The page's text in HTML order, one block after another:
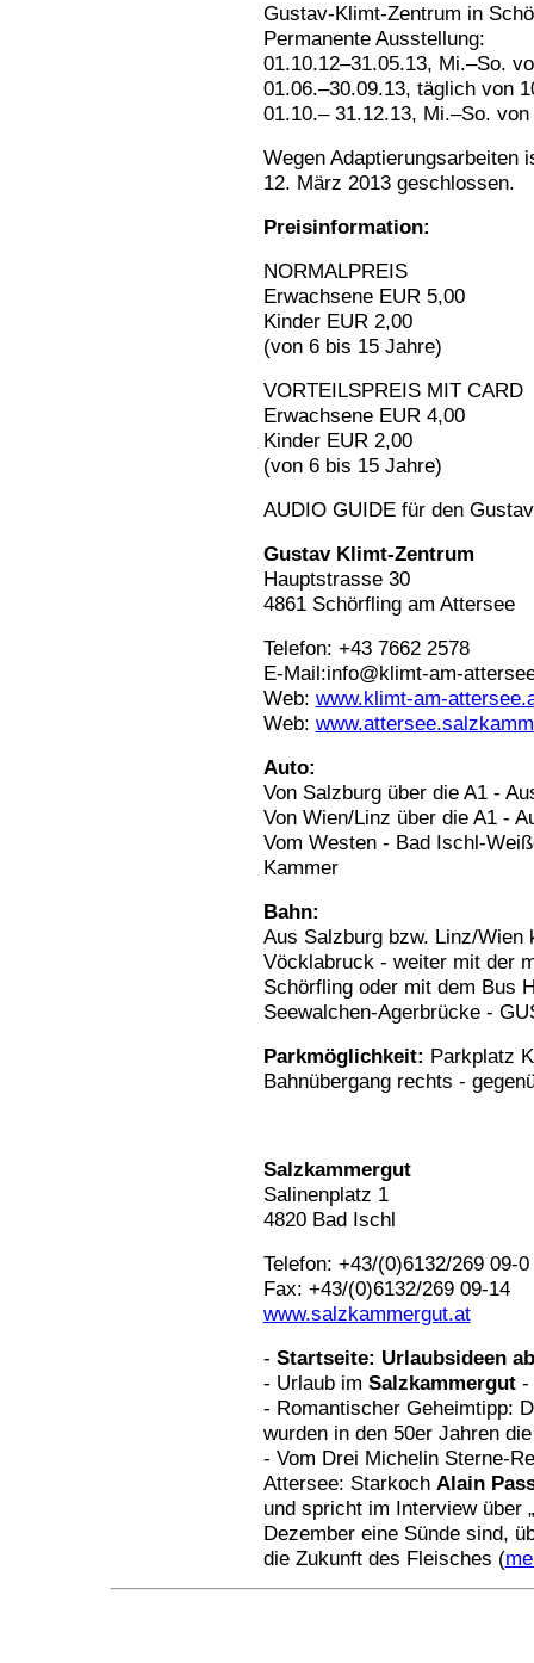
Gustav-Klimt-Zentrum in
Permanente Ausstellung:
01.10.12–31.05.13, Mi.–So.
01.06.–30.09.13, täglich von
01.10.– 31.12.13, Mi.–So.
Wegen Adaptierungsarbeiten
12. März 2013 geschlossen.
Preisinformation:
NORMALPREIS
Erwachsene EUR 5,00
Kinder EUR 2,00
(von 6 bis 15 Jahre)
VORTEILSPREIS MIT CARD
Erwachsene EUR 4,00
Kinder EUR 2,00
(von 6 bis 15 Jahre)
AUDIO GUIDE für den
Gustav Klimt-Zentrum
Hauptstrasse 30
4861 Schörfling am Attersee
Telefon: +43 7662 2578
E-Mail:info@klimt-am-
Web: www.klimt-am-
Web:
Auto:
Von Salzburg über die A1 -
Von Wien/Linz über die A1 -
Vom Westen - Bad Ischl-
Kammer
Bahn:
Aus Salzburg bzw. Linz/Wien
Vöcklabruck - weiter mit der
Schörfling oder mit dem Bus
Seewalchen-Agerbrücke -
Parkmöglichkeit: Parkplatz
Bahnübergang rechts -
Salzkammergut
Salinenplatz 1
4820 Bad Ischl
Telefon: +43/(0)6132/269 09-0
Fax: +43/(0)6132/269 09-14
www.salzkammergut.at
- Startseite: Urlaubsideen
- Urlaub im Salzkammergut-
- Romantischer Geheimtipp:
wurden in den 50er Jahren
- Vom Drei Michelin Sterne-
Attersee: Starkoch Alain
und spricht im Interview über
Dezember eine Sünde sind,
die Zukunft des Fleisches (